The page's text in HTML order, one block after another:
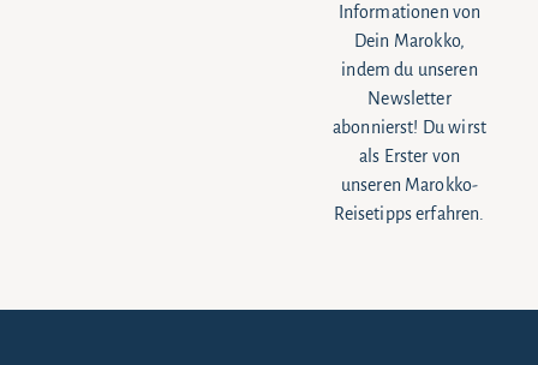
Informationen von
Dein Marokko,
indem du unseren
Newsletter
abonnierst! Du wirst
als Erster von
unseren Marokko-
Reisetipps erfahren.